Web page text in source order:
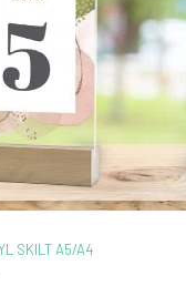
SKILT A5/A4